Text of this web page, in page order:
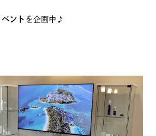
ント を企画中♪